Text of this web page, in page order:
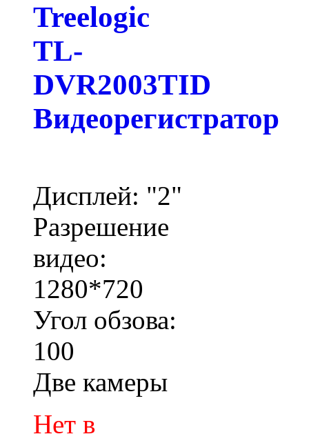
Treelogic
TL-
DVR2003TID
Видеорегистратор
Дисплей: "2"
Разрешение
видео:
1280*720
Угол обзова:
100
Две камеры
Нет в